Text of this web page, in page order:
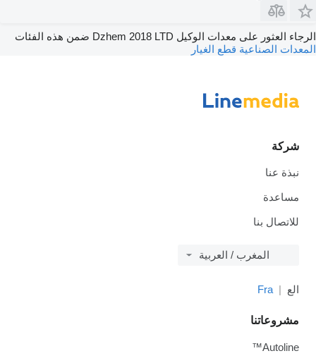
الرجاء العثور على معدات الوكيل Dzhem 2018 LTD ضمن هذه الفئات
المعدات الصناعية قطع الغيار
شركة
نبذة عنا
مساعدة
للاتصال بنا
المغرب / العربية
الع Fra
مشروعاتنا
Autoline™